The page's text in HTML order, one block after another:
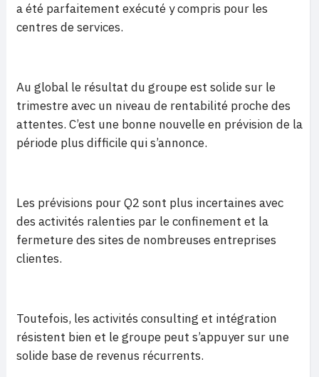
a été parfaitement exécuté y compris pour les
centres de services.
Au global le résultat du groupe est solide sur le
trimestre avec un niveau de rentabilité proche des
attentes. C’est une bonne nouvelle en prévision de la
période plus difficile qui s’annonce.
Les prévisions pour Q2 sont plus incertaines avec
des activités ralenties par le confinement et la
fermeture des sites de nombreuses entreprises
clientes.
Toutefois, les activités consulting et intégration
résistent bien et le groupe peut s’appuyer sur une
solide base de revenus récurrents.